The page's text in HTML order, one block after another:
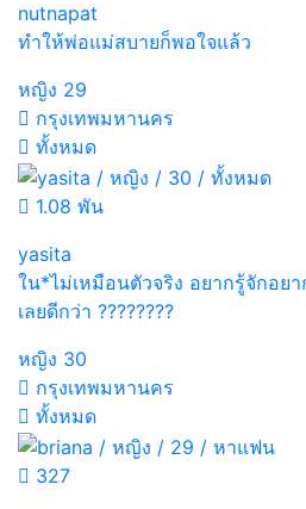
nutnapat
ทำให้พ่อแม่สบายก็พอใจแล้ว
หญิง 29
กรุงเทพมหานคร
ทั้งหมด
1.08 พัน
yasita
ใน*ไม่เหมือนตัวจริง อยากรู้จักอย
เลยดีกว่า ????????
หญิง 30
กรุงเทพมหานคร
ทั้งหมด
327